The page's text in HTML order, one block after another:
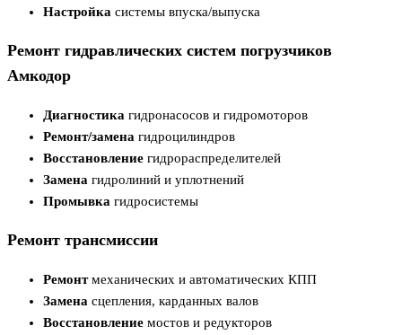
Настройка системы впуска/выпуска
Ремонт гидравлических систем погрузчиков
Амкодор
Диагностика гидронасосов и гидромоторов
Ремонт/замена гидроцилиндров
Восстановление гидрораспределителей
Замена гидролиний и уплотнений
Промывка гидросистемы
Ремонт трансмиссии
Ремонтмеханических и автоматических КПП
Замена сцепления, карданных валов
Восстановление мостов и редукторов